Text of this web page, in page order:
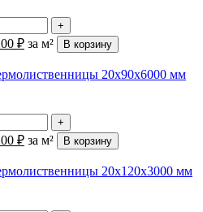
+
₽ за м² В корзину
20х90х6000 мм
+
₽ за м² В корзину
20х120х3000 мм